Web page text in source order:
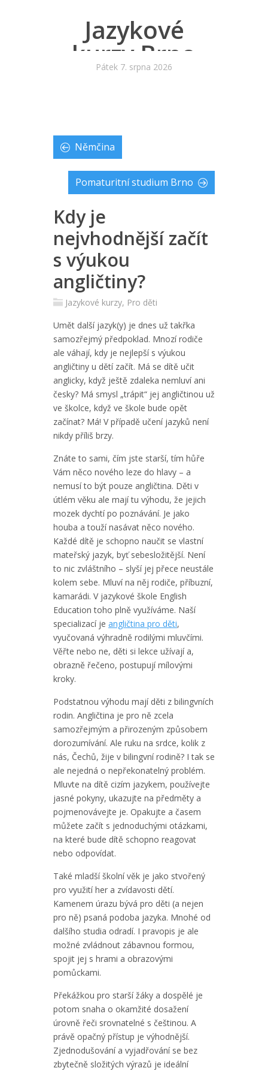
Jazykové
kurzy Brno
Pátek 7. srpna 2026
Němčina
Pomaturitní studium Brno
Kdy je
nejvhodnější začít
s výukou
angličtiny?
Jazykové kurzy, Pro děti
Umět další jazyk(y) je dnes už takřka
samozřejmý předpoklad. Mnozí rodiče
ale váhají, kdy je nejlepší s výukou
angličtiny u dětí začít. Má se dítě učit
anglicky, když ještě zdaleka nemluví ani
česky? Má smysl „trápit“ jej angličtinou už
ve školce, když ve škole bude opět
začínat? Má! V případě učení jazyků není
nikdy příliš brzy.
Znáte to sami, čím jste starší, tím hůře
Vám něco nového leze do hlavy – a
nemusí to být pouze angličtina. Děti v
útlém věku ale mají tu výhodu, že jejich
mozek dychtí po poznávání. Je jako
houba a touží nasávat něco nového.
Každé dítě je schopno naučit se vlastní
mateřský jazyk, byť sebesložitější. Není
to nic zvláštního – slyší jej přece neustále
kolem sebe. Mluví na něj rodiče, příbuzní,
kamarádi. V jazykové škole English
Education toho plně využíváme. Naší
specializací je angličtina pro děti,
vyučovaná výhradně rodilými mluvčími.
Věřte nebo ne, děti si lekce užívají a,
obrazně řečeno, postupují mílovými
kroky.
Podstatnou výhodu mají děti z bilingvních
rodin. Angličtina je pro ně zcela
samozřejmým a přirozeným způsobem
dorozumívání. Ale ruku na srdce, kolik z
nás, Čechů, žije v bilingvní rodině? I tak se
ale nejedná o nepřekonatelný problém.
Mluvte na dítě cizím jazykem, používejte
jasné pokyny, ukazujte na předměty a
pojmenovávejte je. Opakujte a časem
můžete začít s jednoduchými otázkami,
na které bude dítě schopno reagovat
nebo odpovídat.
Také mladší školní věk je jako stvořený
pro využití her a zvídavosti dětí.
Kamenem úrazu bývá pro děti (a nejen
pro ně) psaná podoba jazyka. Mnohé od
dalšího studia odradí. I pravopis je ale
možné zvládnout zábavnou formou,
spojit jej s hrami a obrazovými
pomůckami.
Překážkou pro starší žáky a dospělé je
potom snaha o okamžité dosažení
úrovně řeči srovnatelné s češtinou. A
právě opačný přístup je výhodnější.
Zjednodušování a vyjadřování se bez
zbytečně složitých výrazů je ideální